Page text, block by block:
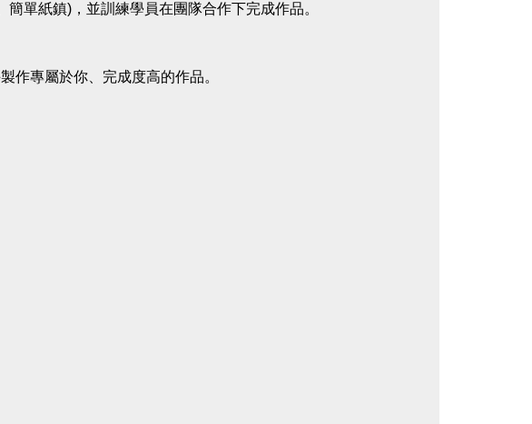
單紙鎮)，並訓練學員在團隊合作下完成作品。
作專屬於你、完成度高的作品。